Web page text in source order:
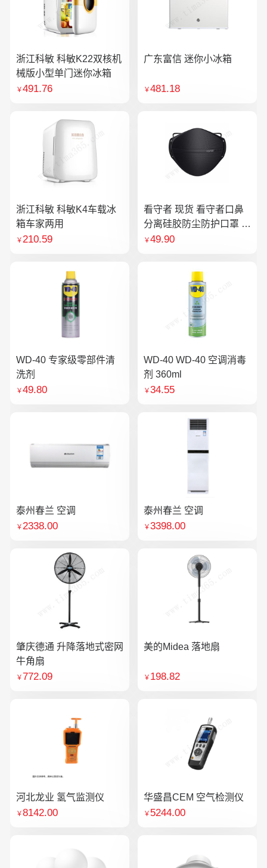
浙江科敏 科敏K22双核机
械版小型单门迷你冰箱
￥491.76
广东富信 迷你小冰箱
￥481.18
浙江科敏 科敏K4车载冰
箱车家两用
￥210.59
看守者 现货 看守者口鼻
分离硅胶防尘防护口罩 1
个口罩含10片滤芯
￥49.90
WD-40 专家级零部件清
洗剂
￥49.80
WD-40 WD-40 空调消毒
剂 360ml
￥34.55
泰州春兰 空调
￥2338.00
泰州春兰 空调
￥3398.00
肇庆德通 升降落地式密网
牛角扇
￥772.09
美的Midea 落地扇
￥ 198.82
河北龙业 氢气监测仪
￥8142.00
华盛昌CEM 空气检测仪
￥ 5244.00